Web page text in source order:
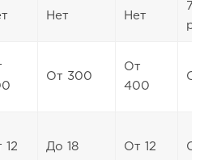
Нет Нет
7
От 300
От
400
12 До 18 От 12 От